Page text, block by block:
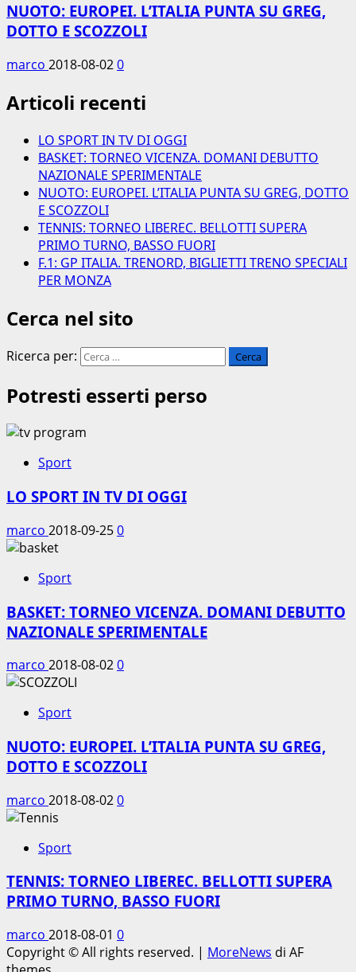
NUOTO: EUROPEI. L’ITALIA PUNTA SU GREG,
DOTTO E SCOZZOLI
marco 2018-08-020
Articoli recenti
LO SPORT IN TV DI OGGI
BASKET: TORNEO VICENZA. DOMANI DEBUTTO
NAZIONALE SPERIMENTALE
NUOTO: EUROPEI. L’ITALIA PUNTA SU GREG, DOTTO
E SCOZZOLI
TENNIS: TORNEO LIBEREC. BELLOTTI SUPERA
PRIMO TURNO, BASSO FUORI
F.1: GP ITALIA. TRENORD, BIGLIETTI TRENO SPECIALI
PER MONZA
Cerca nel sito
Ricerca per:
Potresti esserti perso
Sport
LO SPORT IN TV DI OGGI
marco 2018-09-250
Sport
BASKET: TORNEO VICENZA. DOMANI DEBUTTO
NAZIONALE SPERIMENTALE
marco 2018-08-020
Sport
NUOTO: EUROPEI. L’ITALIA PUNTA SU GREG,
DOTTO E SCOZZOLI
marco 2018-08-020
Sport
TENNIS: TORNEO LIBEREC. BELLOTTI SUPERA
PRIMO TURNO, BASSO FUORI
marco 2018-08-01 0
Copyright © All rights reserved. | MoreNews di AF